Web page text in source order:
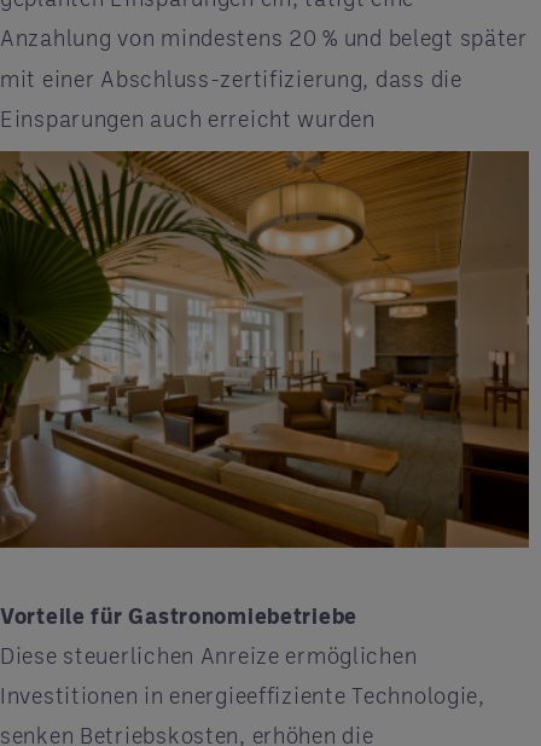
Anzahlung von mindestens 20 % und belegt später
mit einer Abschluss-zertifizierung, dass die
Einsparungen auch erreicht wurden
Vorteile für Gastronomiebetriebe
Diese steuerlichen Anreize ermöglichen
Investitionen in energieeffiziente Technologie,
senken Betriebskosten, erhöhen die